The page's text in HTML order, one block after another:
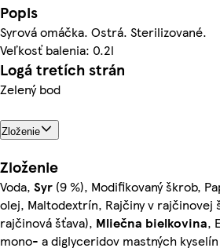
Popis
Syrová omáčka. Ostrá. Sterilizované.
Veľkosť balenia: 0.2l
Logá tretích strán
Zelený bod
Zloženie
Zloženie
Voda, Syr (9 %), Modifikovaný škrob,
olej, Maltodextrín, Rajčiny v rajčinovej
rajčinová šťava), Mliečna bielkovina,
mono- a diglyceridov mastných